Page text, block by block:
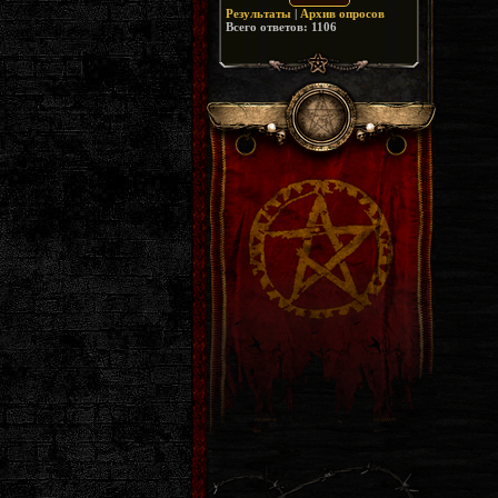
Результаты | Архив опросов
Всего ответов: 1106